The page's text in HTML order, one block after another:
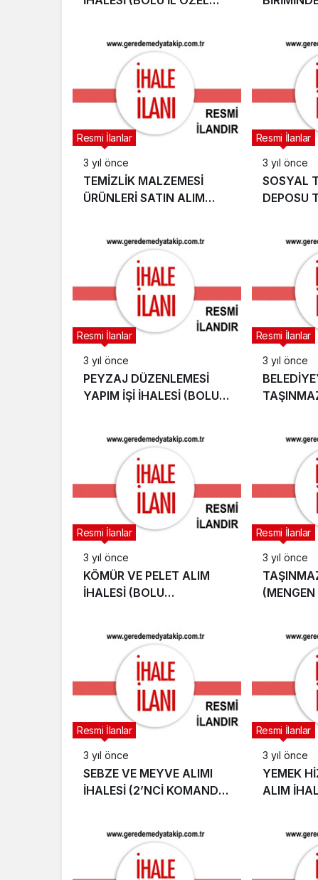
A.Ş.)
Resmi İlanlar
3 yıl önce
TEMİZLİK MALZEMESİ
ÜRÜNLERİ SATIN ALIM
MÜDÜRLÜĞÜ)
Resmi İlanlar
3 yıl önce
SOSYAL
DEPOSU
Resmi İlanlar
3 yıl önce
PEYZAJ DÜZENLEMESİ
YAPIM İŞİ İHALESİ (BOLU
Resmi İlanlar
3 yıl önce
Resmi İlanlar
3 yıl önce
KÖMÜR VE PELET ALIM
İHALESİ (BOLU
Resmi İlanlar
3 yıl önce
Resmi İlanlar
3 yıl önce
SEBZE VE MEYVE ALIMI
İHALESİ (2’NCİ KOMANDO
Resmi İlanlar
3 yıl önce
YEMEK
ALIM